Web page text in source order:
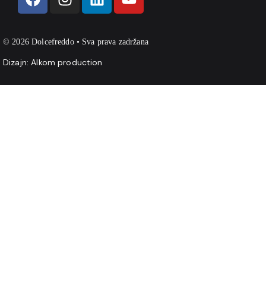
© 2026 Dolcefreddo • Sva prava zadržana
Dizajn:Alkom production